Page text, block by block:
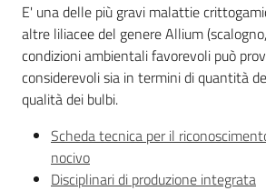
sementi
Import-
Export
E' una delle più gravi malattie
altre liliacee del genere Allium
condizioni ambientali favorevoli può
considerevoli sia in termini di quantità
qualità dei bulbi.
Scheda tecnica per il
nocivo
Disciplinari di produzione integrata